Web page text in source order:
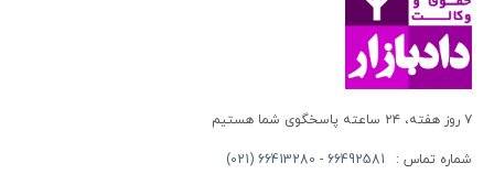
۷ روز هفته، ۲۴ ساعته پاسخگوی شما هستیم
شماره تماس : 66492581 - 66413280 (021)